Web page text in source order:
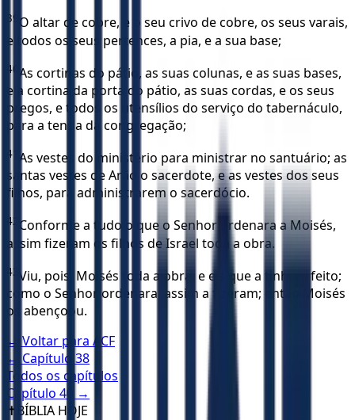
39 O altar de cobre, e o seu crivo de cobre, os seus varais,
e todos os seus pertences, a pia, e a sua base;
40 As cortinas do pátio, as suas colunas, e as suas bases,
e a cortina da porta do pátio, as suas cordas, e os seus
pregos, e todos os utensílios do serviço do tabernáculo,
para a tenda da congregação;
41 As vestes do ministério para ministrar no santuário; as
santas vestes de Arão o sacerdote, e as vestes dos seus
filhos, para administrarem o sacerdócio.
42 Conforme a tudo o que o Senhor ordenara a Moisés,
assim fizeram os filhos de Israel toda a obra.
43 Viu, pois, Moisés toda a obra, e eis que a tinham feito;
como o Senhor ordenara, assim a fizeram; então Moisés
os abençoou.
← Voltar para ACF
← Capítulo 38
Todos os capítulos
Capítulo 40
→
✝️ BÍBLIA HOJE